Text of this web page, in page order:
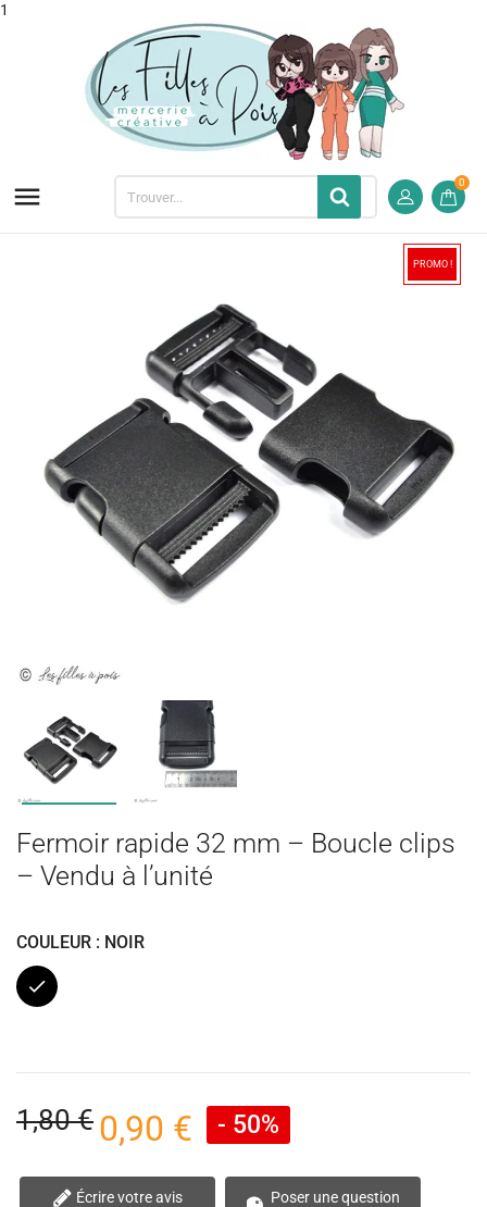
1
 0
PROMO !
Fermoir rapide 32 mm – Boucle clips
– Vendu à l’unité
COULEUR : NOIR
Noir
1,80 € 0,90 € - 50%
Écrire votre avis Poser une question